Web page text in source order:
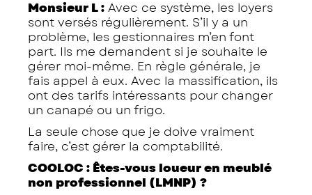
Monsieur L : Avec ce système, les loyers
sont versés régulièrement. S’il y a un
problème, les gestionnaires m’en font
part. Ils me demandent si je souhaite le
gérer moi-même. En règle générale, je
fais appel à eux. Avec la massification, ils
ont des tarifs intéressants pour changer
un canapé ou un frigo.
La seule chose que je doive vraiment
faire, c’est gérer la comptabilité.
COOLOC : Êtes-vous loueur en meublé
non professionnel (LMNP) ?